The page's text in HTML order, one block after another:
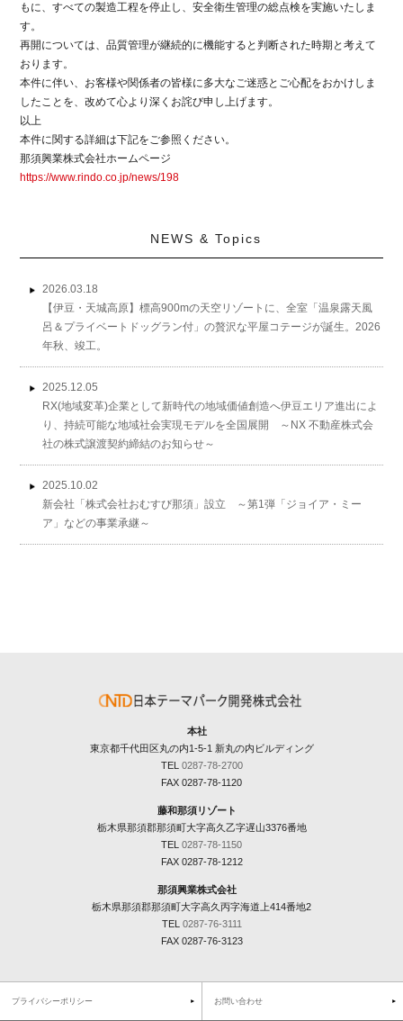
もに、すべての製造工程を停止し、安全衛生管理の総点検を実施いたしま
す。
再開については、品質管理が継続的に機能すると判断された時期と考えて
おります。
本件に伴い、お客様や関係者の皆様に多大なご迷惑とご心配をおかけしま
したことを、改めて心より深くお詫び申し上げます。
以上
本件に関する詳細は下記をご参照ください。
那須興業株式会社ホームページ
https://www.rindo.co.jp/news/198
NEWS & Topics
2026.03.18
【伊豆・天城高原】標高900mの天空リゾートに、全室「温泉露天風
呂＆プライベートドッグラン付」の贅沢な平屋コテージが誕生。2026
年秋、竣工。
2025.12.05
RX(地域変革)企業として新時代の地域価値創造へ伊豆エリア進出によ
り、持続可能な地域社会実現モデルを全国展開 ～NX 不動産株式会
社の株式譲渡契約締結のお知らせ～
2025.10.02
新会社「株式会社おむすび那須」設立 ～第1弾「ジョイア・ミー
ア」などの事業承継～
本社
東京都千代田区丸の内1-5-1 新丸の内ビルディング
TEL 0287-78-2700
FAX 0287-78-1120
藤和那須リゾート
栃木県那須郡那須町大字高久乙字遅山3376番地
TEL 0287-78-1150
FAX 0287-78-1212
那須興業株式会社
栃木県那須郡那須町大字高久丙字海道上414番地2
TEL 0287-76-3111
FAX 0287-76-3123
プライバシーポリシー お問い合わせ